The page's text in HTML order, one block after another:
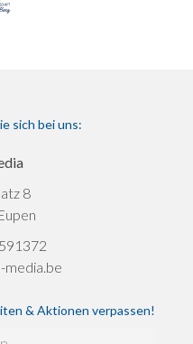
sich bei uns:
8
media.be
& Aktionen verpassen!